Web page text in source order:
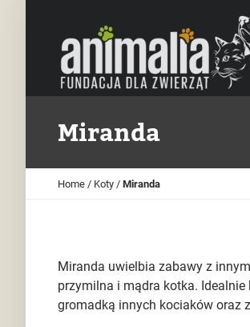
Miranda
Home/ Koty/Miranda
Miranda uwielbia zabawy z
przymilna i mądra kotka.
gromadką innych kociaków oraz